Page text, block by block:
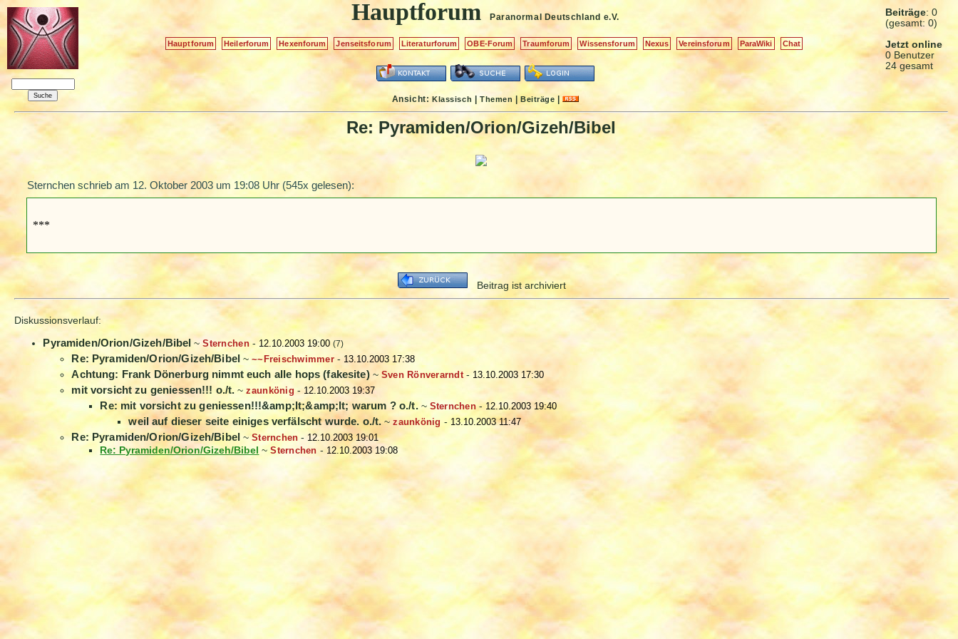
Beiträge: 0
(gesamt: 0)
Jetzt online
0 Benutzer
24 gesamt
Hauptforum Paranormal Deutschland e.V.
Hauptforum Heilerforum Hexenforum Jenseitsforum Literaturforum OBE-Forum Traumforum Wissensforum Nexus Vereinsforum ParaWiki Chat
Ansicht:Klassisch |Themen |Beiträge |
Re: Pyramiden/Orion/Gizeh/Bibel
Sternchen schrieb am 12. Oktober 2003 um 19:08 Uhr (545x gelesen):
***
Beitrag ist archiviert
Diskussionsverlauf:
Pyramiden/Orion/Gizeh/Bibel ~Sternchen- 12.10.2003 19:00 (7)
Re: Pyramiden/Orion/Gizeh/Bibel ~~~Freischwimmer- 13.10.2003 17:38
Achtung: Frank Dönerburg nimmt euch alle hops (fakesite)~ Sven Rönverarndt- 13.10.2003 17:30
mit vorsicht zu geniessen!!! o./t. ~zaunkönig - 12.10.2003 19:37
Re: mit vorsicht zu geniessen!!!&amp;lt;&amp;lt; warum ? o./t.~ Sternchen- 12.10.2003 19:40
weil auf dieser seite einiges verfälscht wurde. o./t. ~zaunkönig - 13.10.2003 11:47
Re: Pyramiden/Orion/Gizeh/Bibel ~Sternchen - 12.10.2003 19:01
Re: Pyramiden/Orion/Gizeh/Bibel ~Sternchen - 12.10.2003 19:08